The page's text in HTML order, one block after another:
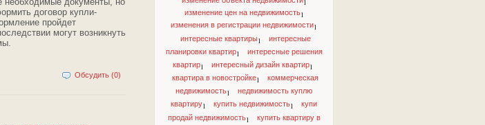
1
изменение цен на недвижимость1
изменения в регистрации недвижимости1
интересные квартиры1
интересные
планировки квартир1
интересные решения
квартир1 интересный дизайн квартир1
квартира в новостройке1
коммерческая
недвижимость1
недвижимость куплю
квартиру1 купить недвижимость1
купи
продай недвижимость1
купить квартиру в
договор купли-
пройдет
могут возникнуть
Обсудить (0)